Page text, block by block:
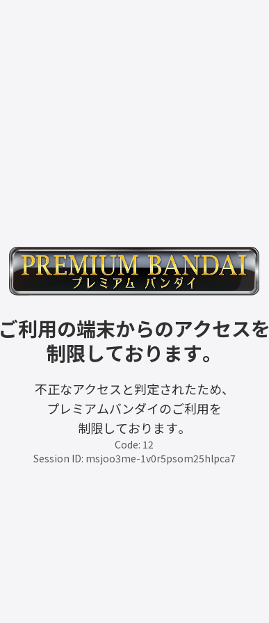
ご利用の端末からのアクセスを
制限しております。
不正なアクセスと判定されたため、
プレミアムバンダイのご利用を
制限しております。
Code: 12
Session ID: msjoo3me-1v0r5psom25hlpca7